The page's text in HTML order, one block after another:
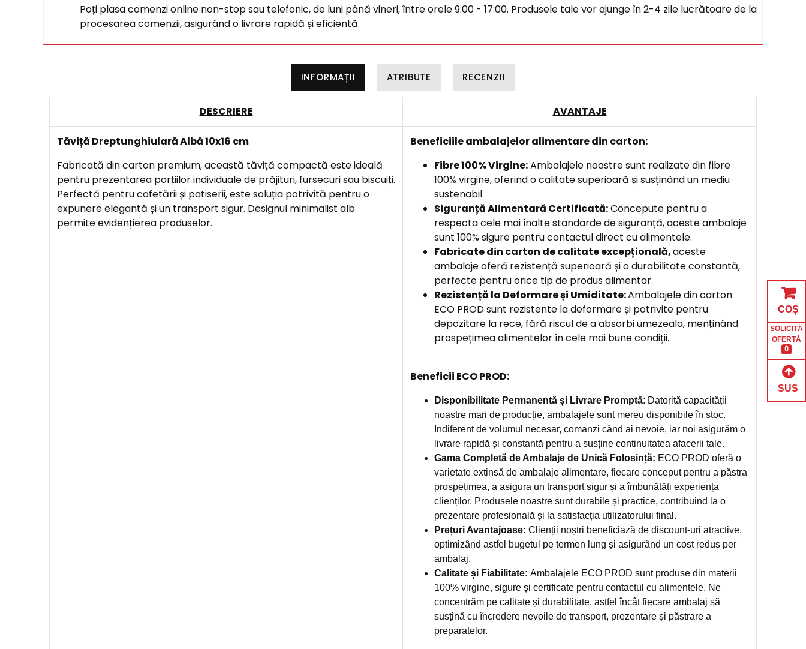
Poți plasa comenzi online non-stop sau telefonic, de luni până vineri, între orele 9:00 - 17:00. Produsele tale vor ajunge în 2-4 zile lucrătoare de la
procesarea comenzii, asigurând o livrare rapidă și eficientă.
INFORMAȚII ATRIBUTE RECENZII
DESCRIERE AVANTAJE
Tăviță Dreptunghiulară Albă 10x16 cm
Fabricată din carton premium, această tăviță compactă este ideală
pentru prezentarea porțiilor individuale de prăjituri, fursecuri sau biscuiți.
Perfectă pentru cofetării și patiserii, este soluția potrivită pentru o
expunere elegantă și un transport sigur. Designul minimalist alb
permite evidențierea produselor.
Beneficiileambalajelor alimentare din carton:
Fibre 100% Virgine:Ambalajele noastre sunt realizate din fibre
100% virgine, oferind o calitate superioară și susținând un mediu
sustenabil.
Siguranță Alimentară Certificată:Concepute pentru a
respecta cele mai înalte standarde de siguranță, aceste ambalaje
sunt 100% sigure pentru contactul direct cu alimentele.
Fabricate din carton de calitate excepțională,aceste
ambalaje oferă rezistență superioară și o durabilitate constantă,
perfecte pentru orice tip de produs alimentar.
Rezistență la Deformare și Umiditate:Ambalajele din carton
ECO PROD sunt rezistente la deformare și potrivite pentru
depozitare la rece, fără riscul de a absorbi umezeala, menținând
prospețimea alimentelor în cele mai bune condiții.
Beneficii ECO PROD:
Disponibilitate Permanentă și Livrare Promptă: Datorită capacității
noastre mari de producție, ambalajele sunt mereu disponibile în stoc.
Indiferent de volumul necesar, comanzi când ai nevoie, iar noi asigurăm o
livrare rapidă și constantă pentru a susține continuitatea afacerii tale.
Gama Completă de Ambalaje de Unică Folosință: ECO PROD oferă o
varietate extinsă de ambalaje alimentare, fiecare conceput pentru a păstra
prospețimea, a asigura un transport sigur și a îmbunătăți experiența
clienților. Produsele noastre sunt durabile și practice, contribuind la o
prezentare profesională și la satisfacția utilizatorului final.
Prețuri Avantajoase: Clienții noștri beneficiază de discount-uri atractive,
optimizând astfel bugetul pe termen lung și asigurând un cost redus per
ambalaj.
Calitate și Fiabilitate: Ambalajele ECO PROD sunt produse din materii
100% virgine, sigure și certificate pentru contactul cu alimentele. Ne
concentrăm pe calitate și durabilitate, astfel încât fiecare ambalaj să
susțină cu încredere nevoile de transport, prezentare și păstrare a
preparatelor.
COȘ
SOLICITĂ
OFERTĂ
0
SUS